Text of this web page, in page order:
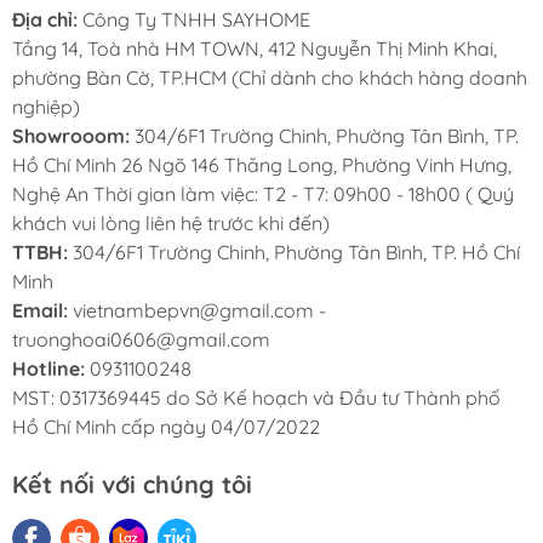
Địa chỉ: Công Ty TNHH SAYHOME
Tầng 14, Toà nhà HM TOWN, 412 Nguyễn Thị Minh Khai,
phường Bàn Cờ, TP.HCM (Chỉ dành cho khách hàng doanh
nghiệp)
Showrooom: 304/6F1 Trường Chinh, Phường Tân Bình, TP.
Hồ Chí Minh 26 Ngõ 146 Thăng Long, Phường Vinh Hưng,
Nghệ An Thời gian làm việc: T2 - T7: 09h00 - 18h00 ( Quý
khách vui lòng liên hệ trước khi đến)
TTBH: 304/6F1 Trường Chinh, Phường Tân Bình, TP. Hồ Chí
Minh
Email: vietnambepvn@gmail.com -
truonghoai0606@gmail.com
Hotline: 0931100248
MST: 0317369445 do Sở Kế hoạch và Đầu tư Thành phố
Hồ Chí Minh cấp ngày 04/07/2022
Kết nối với chúng tôi